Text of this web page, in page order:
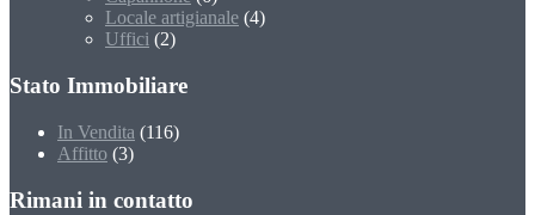
Locale artigianale (4)
Uffici (2)
Stato Immobiliare
In Vendita (116)
Affitto (3)
Rimani in contatto